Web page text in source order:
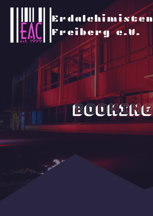
Erdalchimisten
Freiberg e.V.
Booking